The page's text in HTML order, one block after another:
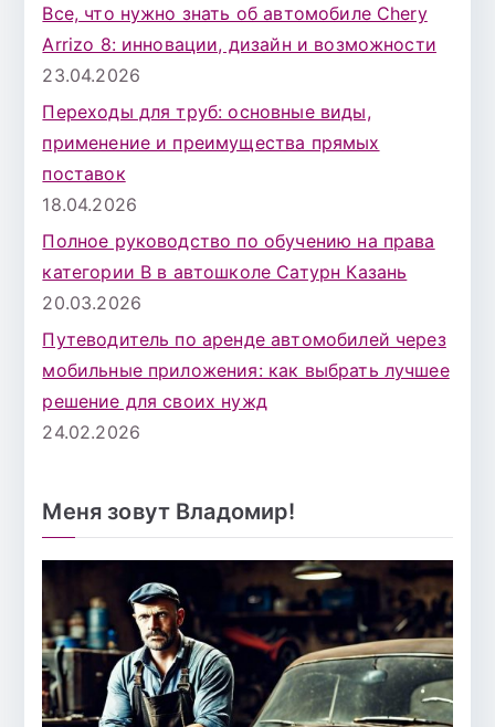
Все, что нужно знать об автомобиле Chery
Arrizo 8: инновации, дизайн и возможности
23.04.2026
Переходы для труб: основные виды,
применение и преимущества прямых
поставок
18.04.2026
Полное руководство по обучению на права
категории B в автошколе Сатурн Казань
20.03.2026
Путеводитель по аренде автомобилей через
мобильные приложения: как выбрать лучшее
решение для своих нужд
24.02.2026
Меня зовут Владомир!